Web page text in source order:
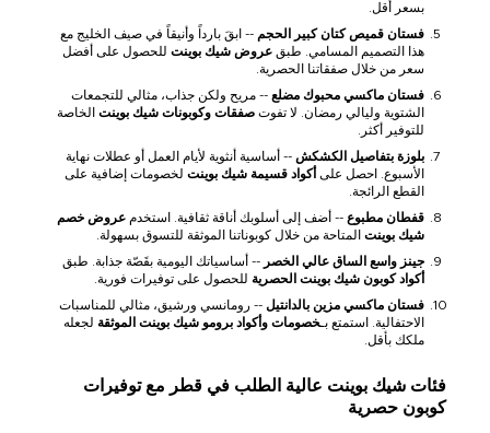
بسعر أقل.
فستان قميص كتان كبير الحجم -- ابقَ بارداً وأنيقاً في صيف الخليج مع
هذا التصميم المسامي. طبق عروض شيك بوينت للحصول على أفضل
سعر من خلال صفقاتنا الحصرية.
فستان ماكسي محبوك مضلع -- مريح ولكن جذاب، مثالي للتجمعات
الشتوية وليالي رمضان. لا تفوت صفقات وكوبونات شيك بوينت الخاصة
للتوفير أكثر.
بلوزة بتفاصيل الكشكش -- أساسية أنثوية لأيام العمل أو عطلات نهاية
الأسبوع. احصل على أكواد قسيمة شيك بوينت لخصومات إضافية على
القطع الرائجة.
قفطان مطبوع -- أضف إلى أسلوبك أناقة ثقافية. استخدم عروض خصم
شيك بوينت المتاحة من خلال كوبوناتنا الموثقة للتسوق بسهولة.
جينز واسع الساق عالي الخصر -- أساسياتك اليومية بقَصّة جذابة. طبق
أكواد كوبون شيك بوينت الحصرية للحصول على توفيرات فورية.
فستان ماكسي مزين بالدانتيل -- رومانسي ورشيق، مثالي للمناسبات
الاحتفالية. استمتع بـخصومات وأكواد برومو شيك بوينت الموثقة لجعله
ملكك بأقل.
فئات شيك بوينت عالية الطلب في قطر مع توفيرات
كوبون حصرية